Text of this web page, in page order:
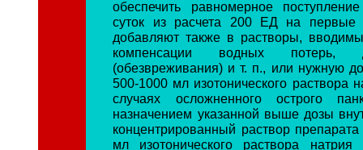
обеспечить равномерное
суток из расчета 200 ЕД на первые
добавляют также в растворы,
компенсации водных потерь,
(обезвреживания) и т. п., или нужную
500-1000 мл изотонического раствора
случаях осложненного острого
назначением указанной выше дозы
концентрированный раствор
мл изотонического раствора натрия